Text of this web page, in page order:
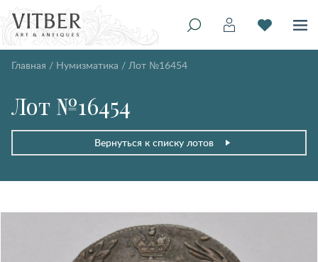
Главная / Нумизматика / Лот №16454
Лот №16454
Вернуться к списку лотов